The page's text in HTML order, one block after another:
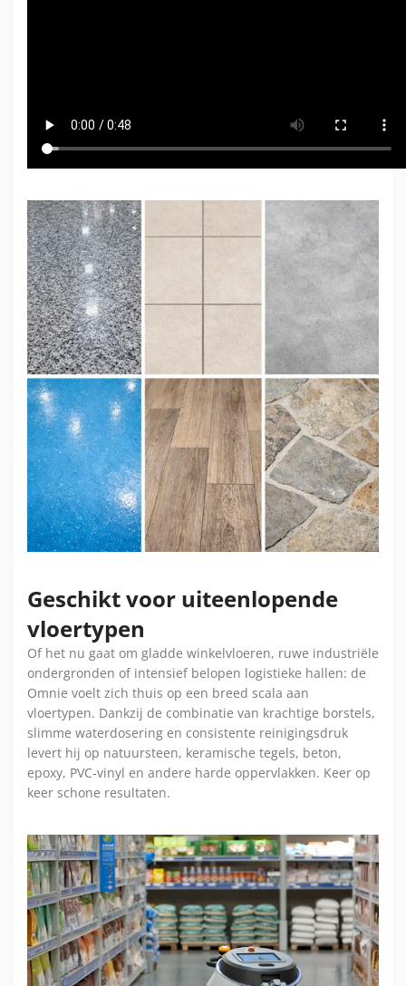
Geschikt voor uiteenlopende
vloertypen
Of het nu gaat om gladde winkelvloeren, ruwe industriële
ondergronden of intensief belopen logistieke hallen: de
Omnie voelt zich thuis op een breed scala aan
vloertypen. Dankzij de combinatie van krachtige borstels,
slimme waterdosering en consistente reinigingsdruk
levert hij op natuursteen, keramische tegels, beton,
epoxy, PVC-vinyl en andere harde oppervlakken. Keer op
keer schone resultaten.